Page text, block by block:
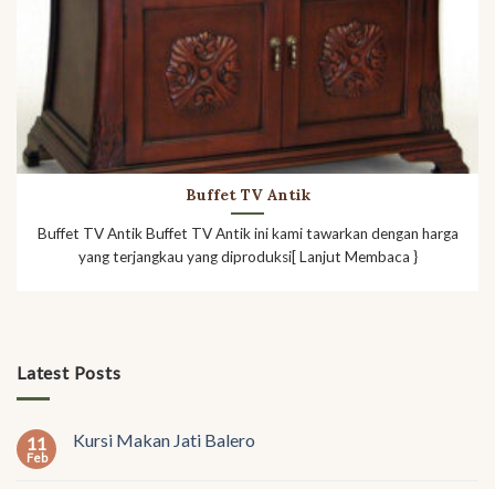
Latest Posts
11
Feb
Kursi Makan Jati Balero
Buffet TV Antik
Buffet TV Antik Buffet TV Antik ini kami tawarkan dengan harga
yang terjangkau yang diproduksi[ Lanjut Membaca }